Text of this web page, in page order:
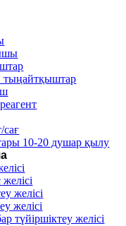
тыңайтқыштар
10-20 душар қылу
желісі
желісі
түйіршіктеу желісі